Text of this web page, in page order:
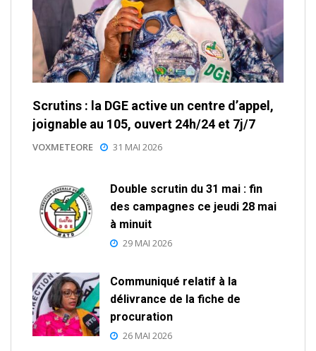
Scrutins : la DGE active un centre d’appel,
joignable au 105, ouvert 24h/24 et 7j/7
VOXMETEORE 31 MAI 2026
Double scrutin du 31 mai : fin
des campagnes ce jeudi 28 mai
à minuit
29 MAI 2026
Communiqué relatif à la
délivrance de la fiche de
procuration
26 MAI 2026